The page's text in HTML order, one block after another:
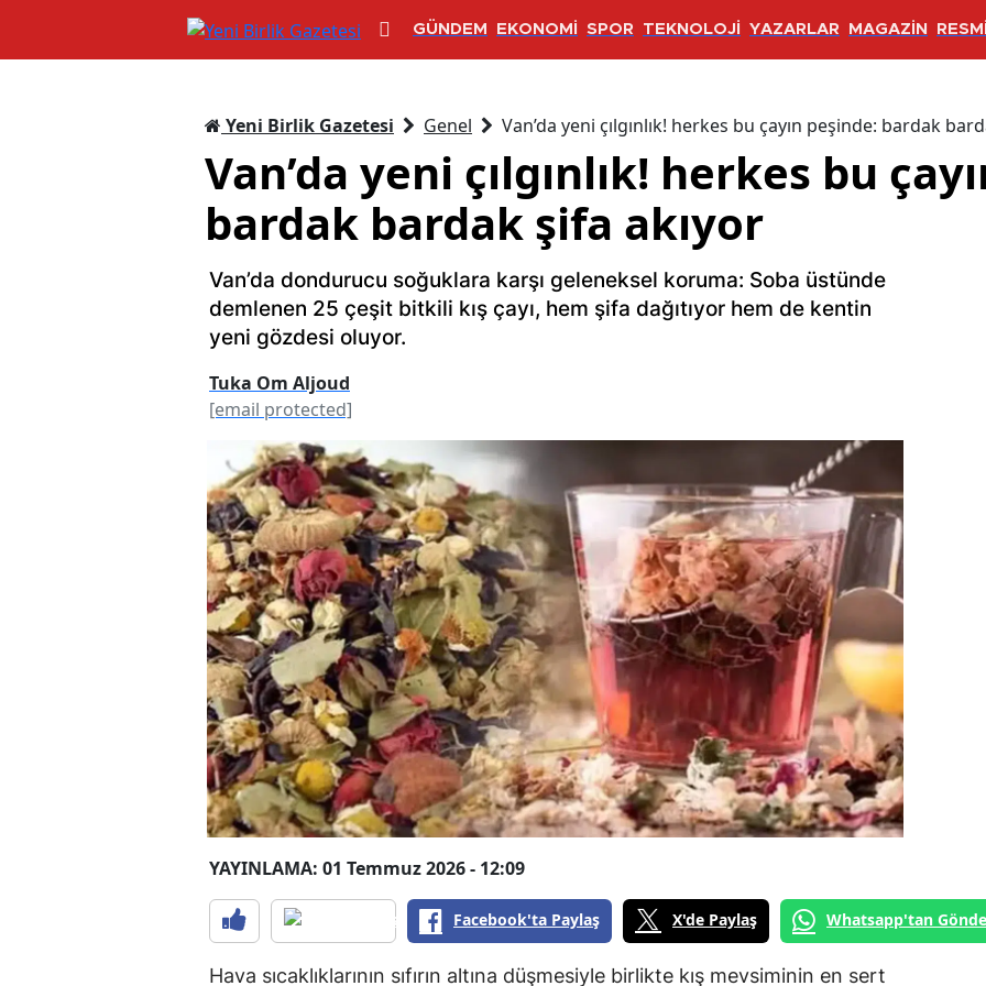
GÜNDEM EKONOMİ SPOR TEKNOLOJİ YAZARLAR MAGAZİN
Yeni Birlik Gazetesi Genel Van’da yeni çılgınlık! herkes bu çayın peşinde: bardak
Van’da yeni çılgınlık! herkes bu
bardak bardak şifa akıyor
Van’da dondurucu soğuklara karşı geleneksel koruma: Soba üstünde
demlenen 25 çeşit bitkili kış çayı, hem şifa dağıtıyor hem de kentin
yeni gözdesi oluyor.
Tuka Om Aljoud
[email protected]
YAYINLAMA: 01 Temmuz 2026 - 12:09
Facebook'ta Paylaş X'de Paylaş Whatsapp'tan
Hava sıcaklıklarının sıfırın altına düşmesiyle birlikte kış mevsiminin en sert